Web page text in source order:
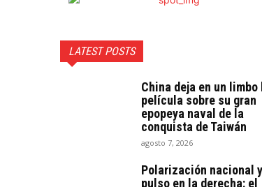
LATEST POSTS
China deja en un limbo
película sobre su gran
epopeya naval de la
conquista de Taiwán
agosto 7, 2026
Polarización nacional
pulso en la derecha: el